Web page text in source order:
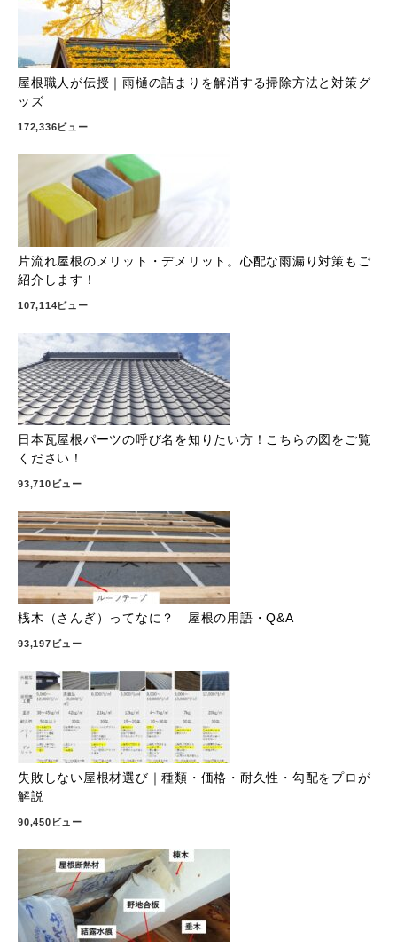
屋根職人が伝授｜雨樋の詰まりを解消する掃除方法と対策グ
ッズ
172,336ビュー
片流れ屋根のメリット・デメリット。心配な雨漏り対策もご
紹介します！
107,114ビュー
日本瓦屋根パーツの呼び名を知りたい方！こちらの図をご覧
ください！
93,710ビュー
桟木（さんぎ）ってなに？ 屋根の用語・Q&A
93,197ビュー
失敗しない屋根材選び｜種類・価格・耐久性・勾配をプロが
解説
90,450ビュー